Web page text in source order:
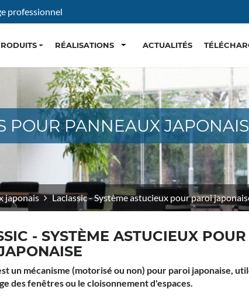
POUR PANNEAUX JAPONAIS
japonais Laclassic - Système astucieux pour paroi
- SYSTÈME ASTUCIEUX POUR
un mécanisme (motorisé ou non) pour paroi japonaise,
des fenêtres ou le cloisonnement d'espaces.
professionnel
RÉALISATIONS Toggle Dropdown
ACTUALITÉS